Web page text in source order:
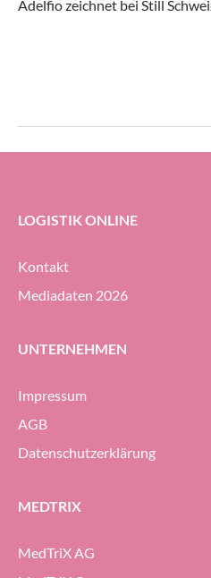
Adelfio zeichnet bei Still
LOGISTIK ONLINE
Kontakt
Mediadaten 2026
UNTERNEHMEN
Impressum
AGB
Datenschutzerklärung
MEDTRIX
MedTriX AG